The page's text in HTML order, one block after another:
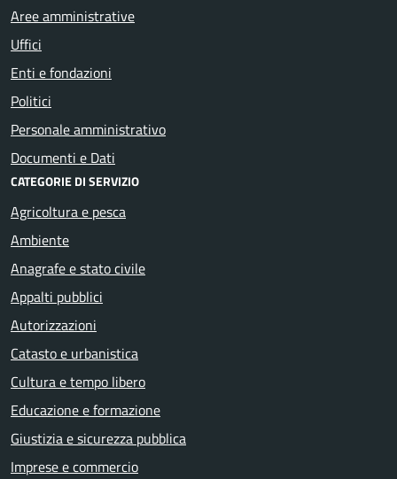
Aree amministrative
Uffici
Enti e fondazioni
Politici
Personale amministrativo
Documenti e Dati
CATEGORIE DI SERVIZIO
Agricoltura e pesca
Ambiente
Anagrafe e stato civile
Appalti pubblici
Autorizzazioni
Catasto e urbanistica
Cultura e tempo libero
Educazione e formazione
Giustizia e sicurezza pubblica
Imprese e commercio